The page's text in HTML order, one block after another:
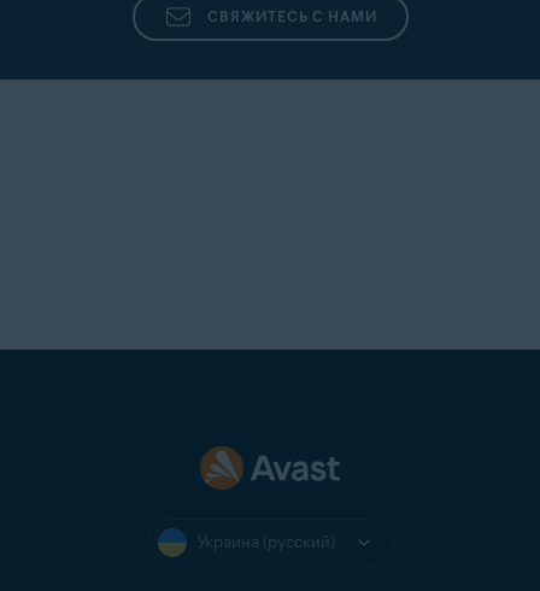
СВЯЖИТЕСЬ С НАМИ
Украина (русский)